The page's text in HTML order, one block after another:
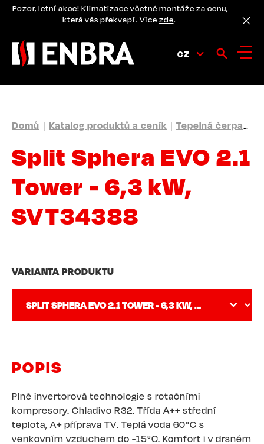
PřejítPozor, letní akce! Klimatizace včetně montáže za cenu,
která vás překvapí. Více zde.
CZ
DROBEČKOVÁ
NAVIGACE
Domů Katalog produktů a ceník Tepelná čerpadla
Split Sphera EVO 2.1
Tower - 6,3 kW,
SVT34388
VARIANTA PRODUKTU
POPIS
Plně invertorová technologie s rotačními
kompresory. Chladivo R32. Třída A++ střední
teplota, A+ příprava TV. Teplá voda 60°C s
venkovním vzduchem do -15°C. Komfort i v drsném